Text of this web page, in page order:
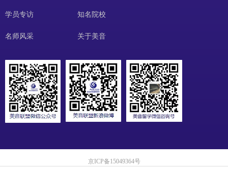
学员专访
名师风采
知名院校
关于美音
京ICP备15049364号